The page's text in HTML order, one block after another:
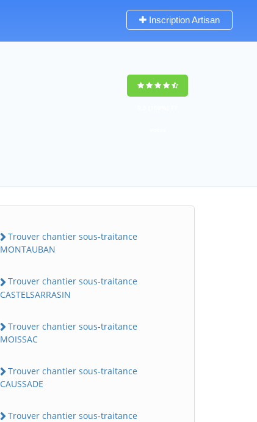
Inscription Artisan
Trouver chantier sous-traitance
MONTAUBAN
Trouver chantier sous-traitance
CASTELSARRASIN
Trouver chantier sous-traitance
MOISSAC
Trouver chantier sous-traitance
CAUSSADE
Trouver chantier sous-traitance